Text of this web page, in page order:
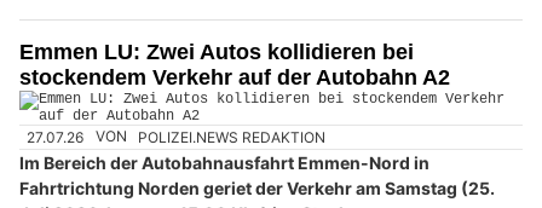
Emmen LU: Zwei Autos kollidieren bei
stockendem Verkehr auf der Autobahn A2
27.07.26 VON POLIZEI.NEWS REDAKTION
Im Bereich der Autobahnausfahrt Emmen-Nord in
Fahrtrichtung Norden geriet der Verkehr am Samstag (25.